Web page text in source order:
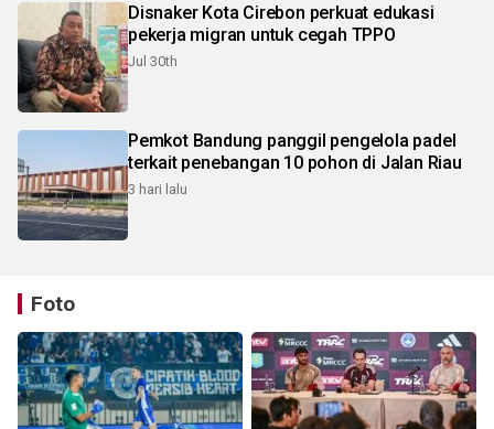
Disnaker Kota Cirebon perkuat edukasi
pekerja migran untuk cegah TPPO
Jul 30th
Pemkot Bandung panggil pengelola padel
terkait penebangan 10 pohon di Jalan Riau
3 hari lalu
Foto